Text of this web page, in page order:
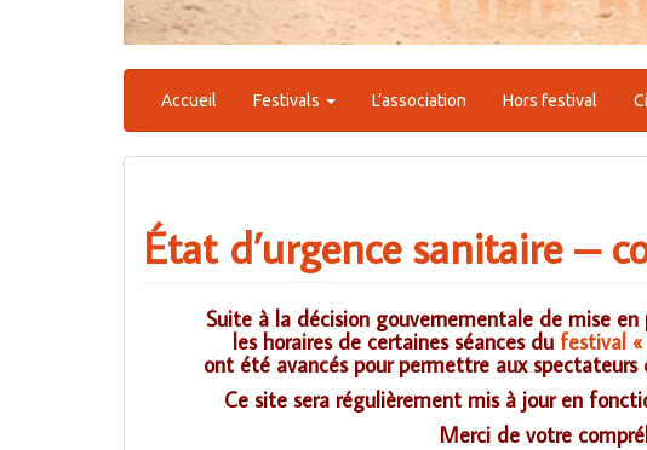
Accueil Festivals L’association Hors festival
État d’urgence sanitaire –
Suite à la décision gouvernementale de mise en
les horaires de certaines séances du festival
ont été avancés pour permettre aux spectateurs
Ce site sera régulièrement mis à jour en
Merci de votre